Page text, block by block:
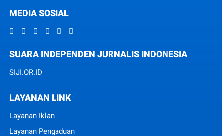
MEDIA SOSIAL
SUARA INDEPENDEN JURNALIS INDONESIA
SIJI.OR.ID
LAYANAN LINK
Layanan Iklan
Layanan Pengaduan